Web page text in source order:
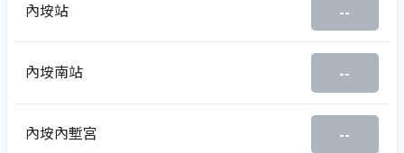
內垵站 --
內垵南站 --
內垵內塹宮 --